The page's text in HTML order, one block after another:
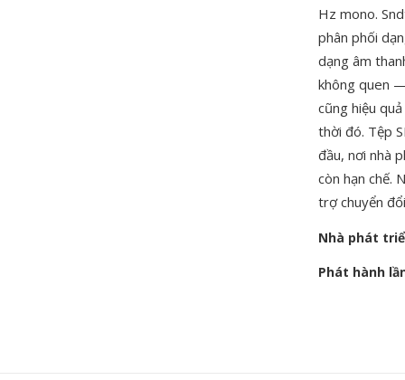
Hz mono.
phân phối
dạng âm
không quen
cũng hiệu
thời đó. Tệp
đầu, nơi nhà
còn hạn chế.
trợ chuyển
Nhà phát
Phát hành